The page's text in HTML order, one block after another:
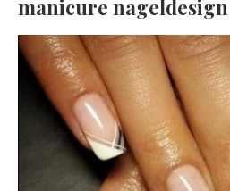
manicure nageldesign